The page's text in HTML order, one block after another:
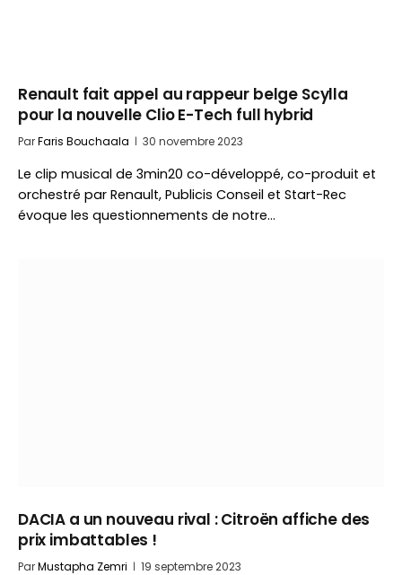
Renault fait appel au rappeur belge Scylla
pour la nouvelle Clio E-Tech full hybrid
ParFaris Bouchaala 30 novembre 2023
Le clip musical de 3min20 co-développé, co-produit et
orchestré par Renault, Publicis Conseil et Start-Rec
évoque les questionnements de notre…
DACIA a un nouveau rival : Citroën affiche des
prix imbattables !
ParMustapha Zemri 19 septembre 2023